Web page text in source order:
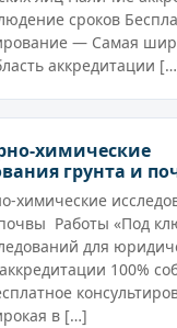
сроков
— Самая
аккредитации
химические
грунта и
химические
Работы «Под
для
100%
в […]